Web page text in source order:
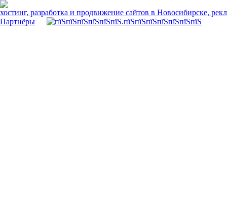
хостинг, разработка и продвижение сайтов в Новосибирске,
Партнёры